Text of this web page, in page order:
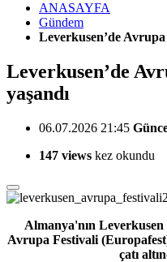
ANASAYFA
Gündem
Leverkusen’de
Leverkusen’de
yaşandı
06.07.2026 21:45
147 views kez okundu
Almanya'nın Leverkusen
Avrupa Festivali
çatı